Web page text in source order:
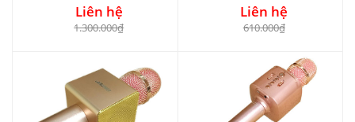
Liên hệ
1.300.000₫
Liên hệ
610.000₫